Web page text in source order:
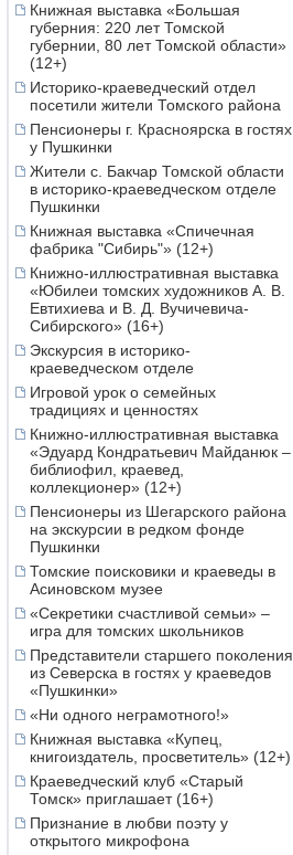
Книжная выставка «Большая
губерния: 220 лет Томской
губернии, 80 лет Томской области»
(12+)
Историко-краеведческий отдел
посетили жители Томского района
Пенсионеры г. Красноярска в гостях
у Пушкинки
Жители с. Бакчар Томской области
в историко-краеведческом отделе
Пушкинки
Книжная выставка «Спичечная
фабрика "Сибирь"» (12+)
Книжно-иллюстративная выставка
«Юбилеи томских художников А. В.
Евтихиева и В. Д. Вучичевича-
Сибирского» (16+)
Экскурсия в историко-
краеведческом отделе
Игровой урок о семейных
традициях и ценностях
Книжно-иллюстративная выставка
«Эдуард Кондратьевич Майданюк –
библиофил, краевед,
коллекционер» (12+)
Пенсионеры из Шегарского района
на экскурсии в редком фонде
Пушкинки
Томские поисковики и краеведы в
Асиновском музее
«Секретики счастливой семьи» –
игра для томских школьников
Представители старшего поколения
из Северска в гостях у краеведов
«Пушкинки»
«Ни одного неграмотного!»
Книжная выставка «Купец,
книгоиздатель, просветитель» (12+)
Краеведческий клуб «Старый
Томск» приглашает (16+)
Признание в любви поэту у
открытого микрофона